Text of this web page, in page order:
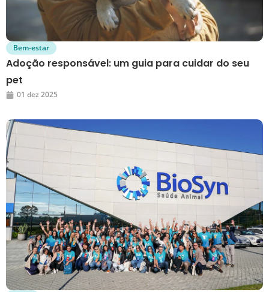
Bem-estar
Adoção responsável: um guia para cuidar do seu
pet
01 dez 2025